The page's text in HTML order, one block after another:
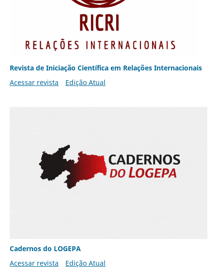
Revista de Iniciação Científica em Relações Internacionais
Acessar revista
Edição Atual
Cadernos do LOGEPA
Acessar revista
Edição Atual